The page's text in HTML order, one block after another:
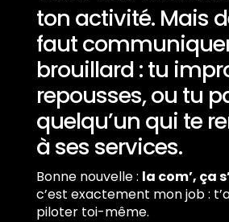
ton activité. Mais
faut
brouillard : tu
repousses, ou tu
quelqu’un qui te
à ses services.
Bonne nouvelle : la com’, ça
c’est exactement mon job :
piloter toi-même.